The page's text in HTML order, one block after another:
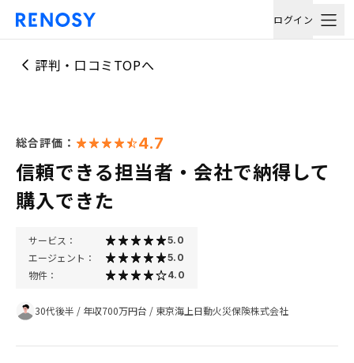
ログイン
評判・口コミTOPへ
総合評価： 4.7
信頼できる担当者・会社で納得して
購入できた
サービス： 5.0
エージェント： 5.0
物件： 4.0
30代後半 / 年収700万円台 / 東京海上日動火災保険株式会社